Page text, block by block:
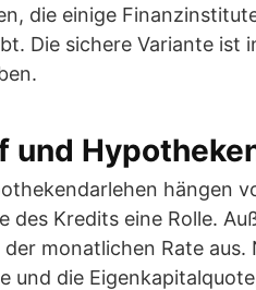
die einige
Die sichere Variante ist
und
hängen
des Kredits eine Rolle.
monatlichen Rate
und die